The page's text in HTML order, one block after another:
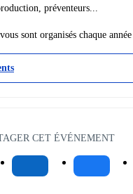
préventeurs...
sont organisés chaque année
CET ÉVÉNEMENT